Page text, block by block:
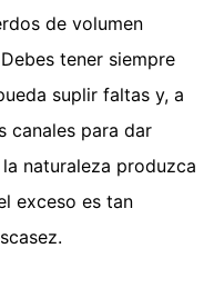
de volumen
tener siempre
suplir faltas y, a
canales para dar
naturaleza produzca
exceso es tan